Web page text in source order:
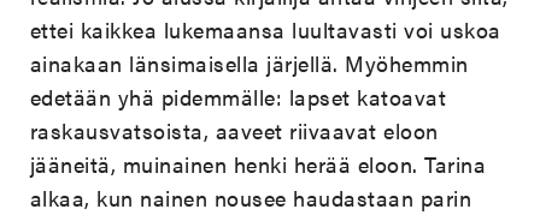
ettei kaikkea lukemaansa luultavasti voi uskoa
ainakaan länsimaisella järjellä. Myöhemmin
edetään yhä pidemmälle: lapset katoavat
raskausvatsoista, aaveet riivaavat eloon
jääneitä, muinainen henki herää eloon. Tarina
alkaa, kun nainen nousee haudastaan parin